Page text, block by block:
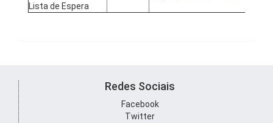
Lista de Espera
Redes Sociais
Facebook
Twitter